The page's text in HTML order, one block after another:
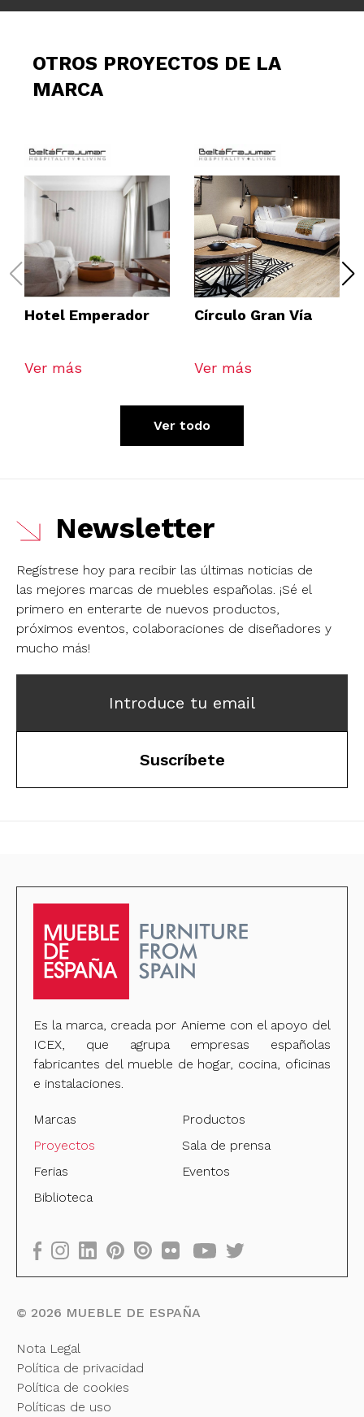
OTROS PROYECTOS DE LA
MARCA
Hotel Emperador
Ver más
Círculo Gran Vía
Ver más
Ver todo
Newsletter
Regístrese hoy para recibir las últimas noticias de
las mejores marcas de muebles españolas. ¡Sé el
primero en enterarte de nuevos productos,
próximos eventos, colaboraciones de diseñadores y
mucho más!
Introduce tu email
Suscríbete
Es la marca, creada por Anieme con el apoyo del
ICEX, que agrupa empresas españolas
fabricantes del mueble de hogar, cocina, oficinas
e instalaciones.
Marcas
Productos
Proyectos
Sala de prensa
Ferias
Eventos
Biblioteca
© 2026 MUEBLE DE ESPAÑA
Nota Legal
Política de privacidad
Política de cookies
Políticas de uso